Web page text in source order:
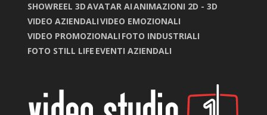
SHOWREEL 3DAVATAR AIANIMAZIONI 2D - 3D
VIDEO AZIENDALIVIDEO EMOZIONALI
VIDEO PROMOZIONALI FOTO INDUSTRIALI
FOTO STILL LIFE EVENTI AZIENDALI